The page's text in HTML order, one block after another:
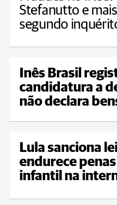
Stefanutto e
segundo
Inês Brasil
candidatura a
não declara
Lula sanciona
endurece
infantil na